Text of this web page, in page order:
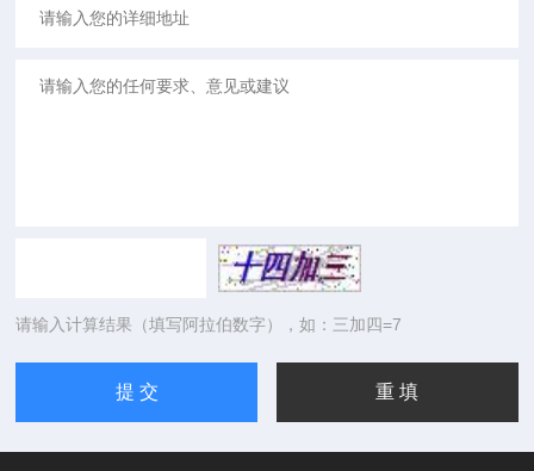
请输入计算结果（填写阿拉伯数字），如：三加四=7